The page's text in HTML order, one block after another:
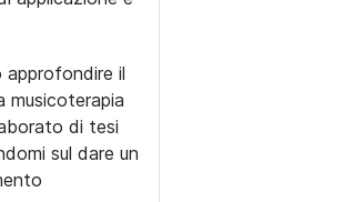
approfondire il
musicoterapia
di tesi
sul dare un